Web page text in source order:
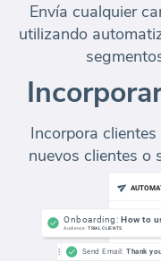
Envía cualquier
utilizando
Incorpora
nuevos clientes o